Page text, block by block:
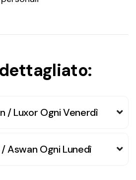
/ Luxor Ogni Venerdì
Aswan Ogni Lunedì